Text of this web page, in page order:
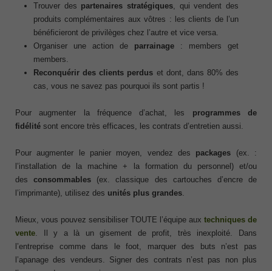
Trouver des partenaires stratégiques , qui vendent des
produits complémentaires aux vôtres : les clients de l’un
bénéficieront de privilèges chez l’autre et vice versa.
Organiser une action de parrainage : members get
members.
Reconquérir des clients perdus et dont, dans 80% des
cas, vous ne savez pas pourquoi ils sont partis !
Pour augmenter la fréquence d’achat, les programmes de
fidélité sont encore très efficaces, les contrats d’entretien aussi.
Pour augmenter le panier moyen, vendez des packages (ex. :
l’installation de la machine + la formation du personnel) et/ou
desconsommables (ex. classique des cartouches d’encre de
l’imprimante), utilisez des unités plus grandes
Mieux, vous pouvez sensibiliser TOUTE l’équipe aux techniques de
vente . Il y a là un gisement de profit, très inexploité. Dans
l’entreprise comme dans le foot, marquer des buts n’est pas
l’apanage des vendeurs. Signer des contrats n’est pas non plus